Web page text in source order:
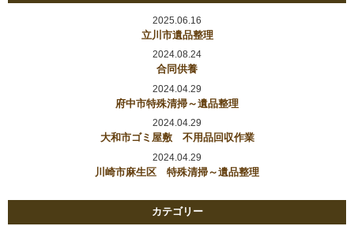
2025.06.16
立川市遺品整理
2024.08.24
合同供養
2024.04.29
府中市特殊清掃～遺品整理
2024.04.29
大和市ゴミ屋敷 不用品回収作業
2024.04.29
川崎市麻生区 特殊清掃～遺品整理
カテゴリー